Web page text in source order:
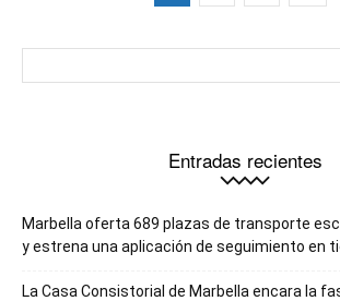
Entradas recientes
Marbella oferta 689 plazas de transporte
y estrena una aplicación de seguimiento en
La Casa Consistorial de Marbella encara la